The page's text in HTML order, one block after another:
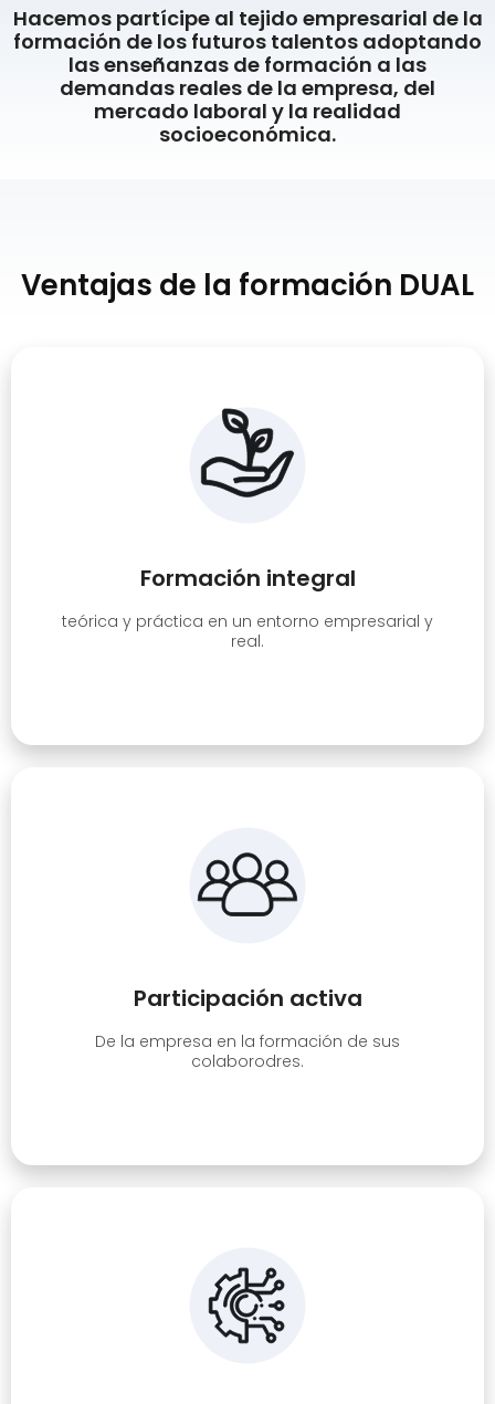
Hacemos partícipe al tejido empresarial de la
formación de los futuros talentos adoptando
las enseñanzas de formación a las
demandas reales de la empresa, del
mercado laboral y la realidad
socioeconómica.
Ventajas de la formación DUAL
Formación integral
teórica y práctica en un entorno empresarial y
real.
Participación activa
De la empresa en la formación de sus
colaborodres.